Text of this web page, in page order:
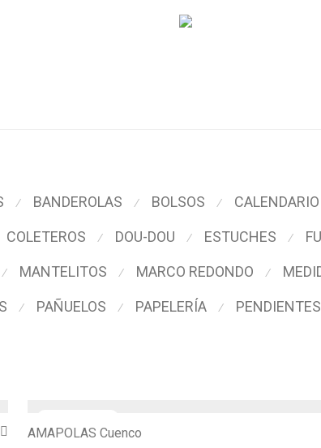
⁄ BANDEROLAS ⁄ BOLSOS ⁄
COLETEROS ⁄ DOU-DOU ⁄ ESTUCHES ⁄
⁄ MANTELITOS ⁄ MARCO REDONDO ⁄
⁄ PAÑUELOS ⁄ PAPELERÍA ⁄ PENDIENTES
AMAPOLAS Cuenco